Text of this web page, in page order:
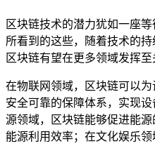
区块链技术的潜力犹如一座
所看到的这些，随着技术的持
区块链有望在更多领域发挥至
在物联网领域，区块链可以
安全可靠的保障体系，实现
源领域，区块链能够促进能
能源利用效率；在文化娱乐